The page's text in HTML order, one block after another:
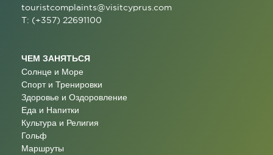
touristcomplaints@visitcyprus.com
T: (+357) 22691100
ЧЕМ ЗАНЯТЬСЯ
Солнце и Море
Спорт и Тренировки
Здоровье и Оздоровление
Еда и Напитки
Культура и Религия
Гольф
Маршруты